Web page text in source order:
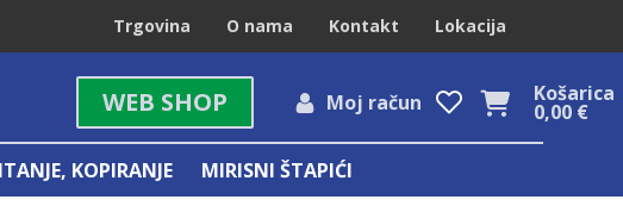
Trgovina O nama Kontakt Lokacija
Košarica
0,00 €
Moj račun
WEB SHOP
KOPIRANJE MIRISNI ŠTAPIĆI